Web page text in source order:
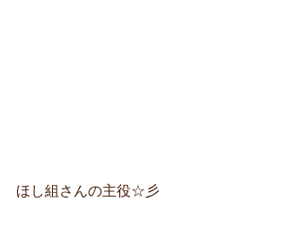
ほし組さんの主役☆彡